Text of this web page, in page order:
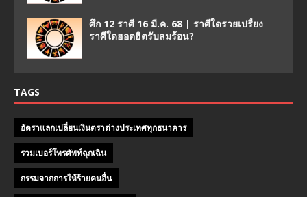
ศึก 12 ราศี 16 มี.ค. 68 | ราศีใดรวยเปรี้ยง
ราศีใดฮอตฮิตรับลมร้อน?
TAGS
อัตราแลกเปลี่ยนเงินตราต่างประเทศทุกธนาคาร
รวมเบอร์โทรศัพท์ฉุกเฉิน
กรรมจากการให้ร้ายคนอื่น